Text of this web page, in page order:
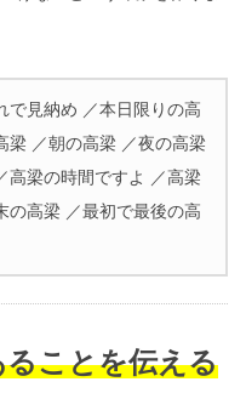
で見納め ／本日限りの高
梁 ／朝の高梁 ／夜の高梁
高梁の時間ですよ ／高梁
の高梁 ／最初で最後の高
ことを伝える